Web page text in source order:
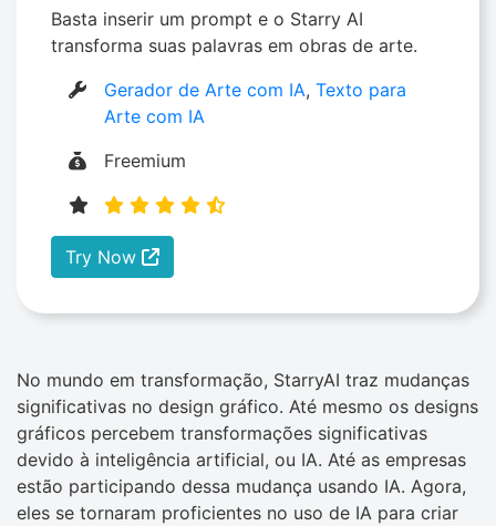
Basta inserir um prompt e o Starry AI
transforma suas palavras em obras de arte.
Gerador de Arte com IA,Texto para
Arte com IA
Freemium
Try Now
No mundo em transformação, StarryAI traz mudanças
significativas no design gráfico. Até mesmo os designs
gráficos percebem transformações significativas
devido à inteligência artificial, ou IA. Até as empresas
estão participando dessa mudança usando IA. Agora,
eles se tornaram proficientes no uso de IA para criar